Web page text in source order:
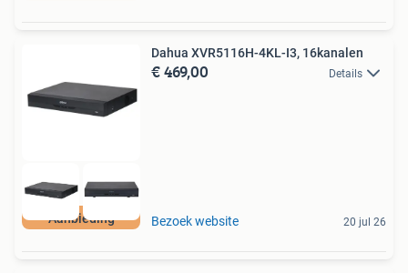
Aanbieding
Dahua XVR5116H-4KL-I3, 16kanalen
€ 469,00 Details
Bezoek website 20 jul 26